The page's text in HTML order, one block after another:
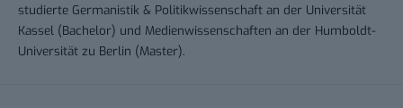
studierte Germanistik & Politikwissenschaft an der Universität
Kassel (Bachelor) und Medienwissenschaften an der Humboldt-
Universität zu Berlin (Master).